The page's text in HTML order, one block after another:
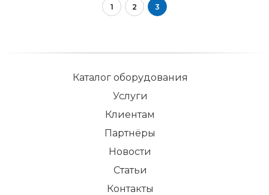
1 2 3
Каталог оборудования
Услуги
Клиентам
Партнёры
Новости
Статьи
Контакты